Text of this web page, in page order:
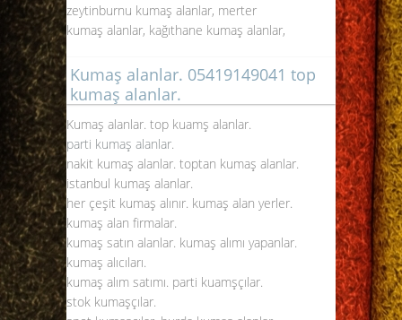
zeytinburnu kumaş alanlar, merter
kumaş alanlar, kağıthane kumaş alanlar,
Kumaş alanlar. 05419149041 top
kumaş alanlar.
Kumaş alanlar. top kuamş alanlar.
parti kumaş alanlar.
nakit kumaş alanlar. toptan kumaş alanlar.
istanbul kumaş alanlar.
her çeşit kumaş alınır. kumaş alan yerler.
kumaş alan firmalar.
kumaş satın alanlar. kumaş alımı yapanlar.
kumaş alıcıları.
kumaş alım satımı. parti kuamşçılar.
stok kumaşçılar.